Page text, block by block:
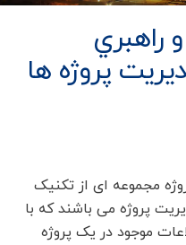
راهبري
پروژه ها
مجموعه ای از تکنیک
پروژه می باشند که با
موجود در یک پروژه